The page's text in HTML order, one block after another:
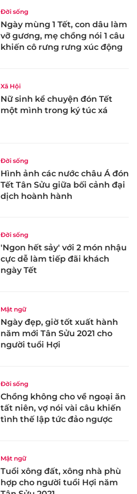
Đời sống
Ngày mùng 1 Tết, con dâu làm
vỡ gương, mẹ chồng nói 1 câu
khiến cô rưng rưng xúc động
Xã Hội
Nữ sinh kể chuyện đón Tết
một mình trong ký túc xá
Đời sống
Hình ảnh các nước châu Á đón
Tết Tân Sửu giữa bối cảnh đại
dịch hoành hành
Đời sống
'Ngon hết sảy' với 2 món nhậu
cực dễ làm tiếp đãi khách
ngày Tết
Mật ngữ
Ngày đẹp, giờ tốt xuất hành
năm mới Tân Sửu 2021 cho
người tuổi Hợi
Đời sống
Chồng không cho về ngoại ăn
tất niên, vợ nói vài câu khiến
tình thế lập tức đảo ngược
Mật ngữ
Tuổi xông đất, xông nhà phù
hợp cho người tuổi Hợi năm